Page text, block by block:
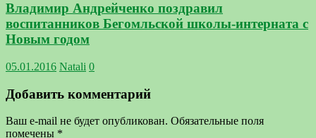
Владимир Андрейченко поздравил
воспитанников Бегомльской школы-интерната с
Новым годом
05.01.2016 Natali 0
Добавить комментарий
Ваш e-mail не будет опубликован. Обязательные поля
помечены *